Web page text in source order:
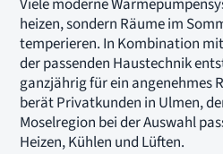
Viele moderne
heizen, sondern Räume im
temperieren. In Kombination
der passenden Haustechnik
ganzjährig für ein angenehmes
berät Privatkunden in Ulmen,
Moselregion bei der Auswahl
Heizen, Kühlen und Lüften.